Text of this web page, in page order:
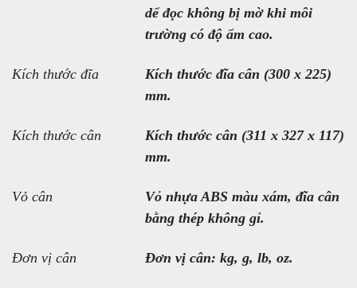
dể đọc không bị mờ khi môi
trường có độ ẩm cao.
Kích thước đĩa
Kích thước đĩa cân (300 x 225)
mm.
Kích thước cân
Kích thước cân (311 x 327 x 117)
mm.
Vỏ cân
Vỏ nhựa ABS màu xám, đĩa cân
bằng thép không gỉ.
Đơn vị cân Đơn vị cân: kg, g, lb, oz.